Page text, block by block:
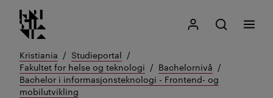
Gå
til
innhold
Kristiania logo
Mitt Kristiania
Åpne søk
Søk
Meny
Kristiania
Studieportal
Fakultet for helse og teknologi
Bachelornivå
Bachelor i informasjonsteknologi - Frontend- og
mobilutvikling